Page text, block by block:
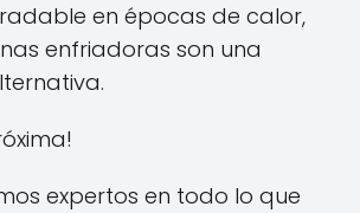
en épocas de calor,
enfriadoras son una
expertos en todo lo que